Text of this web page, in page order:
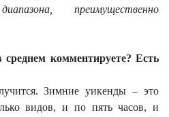
преимущественно
комментируете? Есть
Зимние уикенды – это
видов, и по пять часов, и